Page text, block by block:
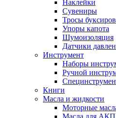
Наклейки
Сувениры
Тросы
Упоры капота
Шумоизоляция
Датчики
Инструмент
Наборы
Ручной
Книги
Масла и жидкости
Моторные
Масла для